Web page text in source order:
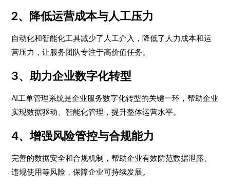
2、降低运营成本与人工压力
自动化和智能化工具减少了人工介入，降低了人力成本和运
营压力，让服务团队专注于高价值任务。
3、助力企业数字化转型
AI工单管理系统是企业服务数字化转型的关键一环，帮助企业
实现数据驱动、智能化管理，提升整体运营水平。
4、增强风险管控与合规能力
完善的数据安全和合规机制，帮助企业有效防范数据泄露、
违规使用等风险，保障企业可持续发展。